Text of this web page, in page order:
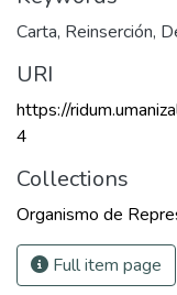
Carta, Reinserción,
URI
https://
4
Collections
Organismo de
Full item page